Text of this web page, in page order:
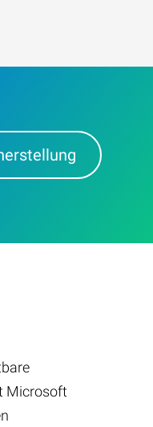
Microsoft